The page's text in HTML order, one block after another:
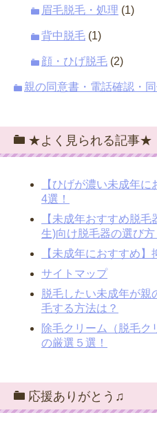
眉毛脱毛・処理 (1)
背中脱毛 (1)
顔・ひげ脱毛 (2)
親の同意書・電話確認・同
★よく見られる記事★
【ひげが濃い未成年
4選！
【未成年おすすめ脱
生)向け脱毛器の選び方
【未成年におすすめ】
サイトマップ
脱毛したい未成年が親
毛する方法は？
除毛クリーム（脱毛ク
の厳選５選！
応援ありがとう♫